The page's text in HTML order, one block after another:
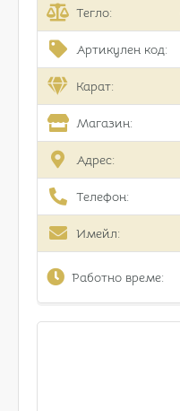
Тегло:
Артикулен код:
Карат:
Магазин:
Адрес:
Телефон:
Имейл:
Работно време: